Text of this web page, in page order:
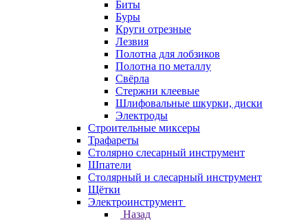
Биты
Буры
Круги отрезные
Лезвия
Полотна для лобзиков
Полотна по металлу
Свёрла
Стержни клеевые
Шлифовальные шкурки, диски
Электроды
Строительные миксеры
Трафареты
Столярно слесарный инструмент
Шпатели
Столярный и слесарный инструмент
Щётки
Электроинструмент
Назад